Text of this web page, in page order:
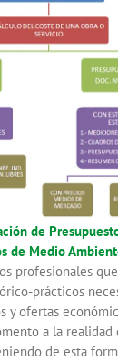
de
de Medio
profesionales
prácticos
y ofertas
a la realidad
de esta